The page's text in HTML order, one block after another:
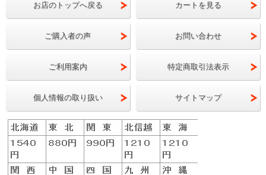
お店のトップへ戻る カートを見る
ご購入者の声 お問い合わせ
ご利用案内 特定商取引法表示
個人情報の取り扱い サイトマップ